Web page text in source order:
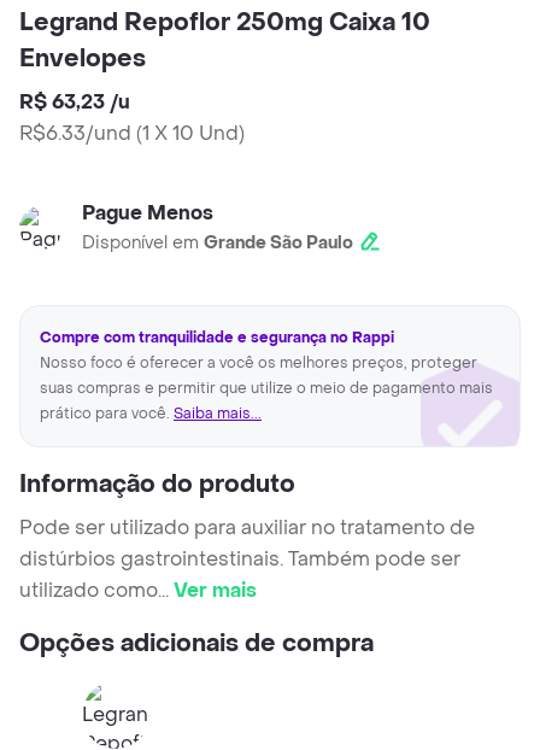
Legrand Repoflor 250mg Caixa 10
Envelopes
R$ 63,23 /u
R$6.33/und (1 X 10 Und)
Pague Menos
Disponível em Grande São Paulo
Compre com tranquilidade e segurança no Rappi
Nosso foco é oferecer a você os melhores preços, proteger
suas compras e permitir que utilize o meio de pagamento mais
prático para você. Saiba mais...
Informação do produto
Pode ser utilizado para auxiliar no tratamento de
distúrbios gastrointestinais. Também pode ser
utilizado como...Ver mais
Opções adicionais de compra